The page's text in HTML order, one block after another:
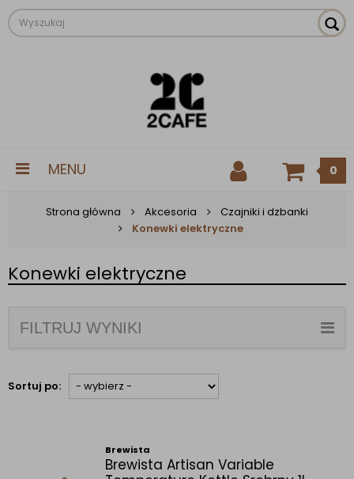
MENU 0
Strona główna Akcesoria
Czajniki i dzbanki
Konewki elektryczne
Konewki elektryczne
FILTRUJ WYNIKI
Sortuj po:
Brewista
Brewista Artisan Variable